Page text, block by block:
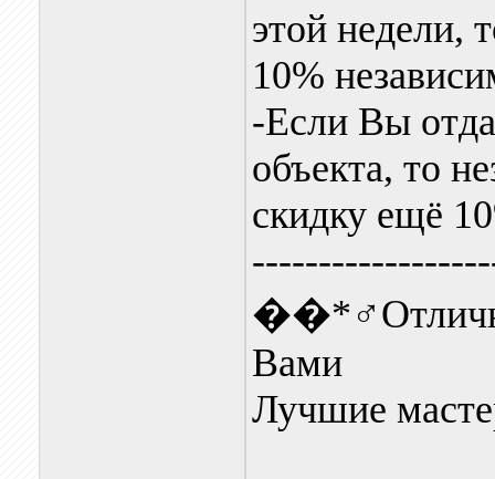
этой недели,
10%
-Если Вы
объекта, то
скидку ещё
Вами
Лучшие